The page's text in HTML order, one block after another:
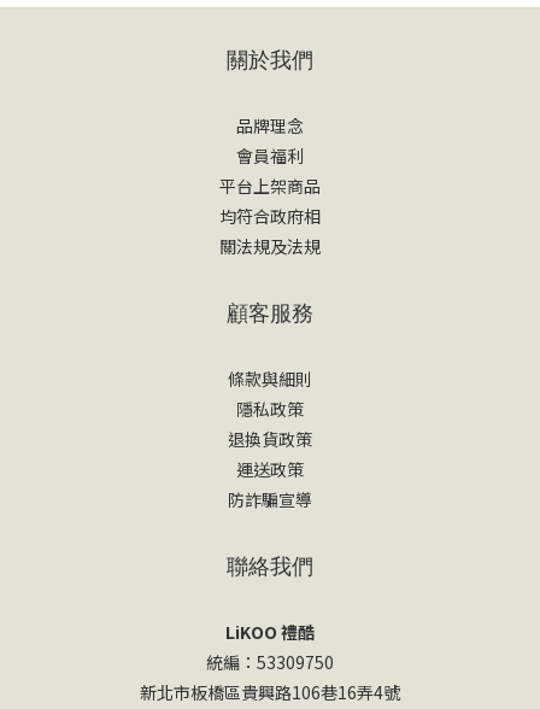
關於我們
品牌理念
會員福利
平台上架商品
均符合政府相
關法規及法規
顧客服務
條款與細則
隱私政策
退換貨政策
運送政策
防詐騙宣導
聯絡我們
LiKOO 禮酷
統編：53309750
新北市板橋區貴興路106巷16弄4號